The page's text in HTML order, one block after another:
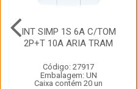
INT SIMP 1S 6A C/TOM
2P+T 10A ARIA TRAM
Código: 27917
Embalagem: UN
Caixa contém 20 un